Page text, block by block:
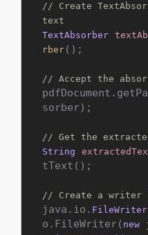
// Create
text
TextAbsorber
rber ();
// Accept the
sorber);
// Get the
String
tText();
// Create a writer
java.io. FileWriter
o.FileWriter( new